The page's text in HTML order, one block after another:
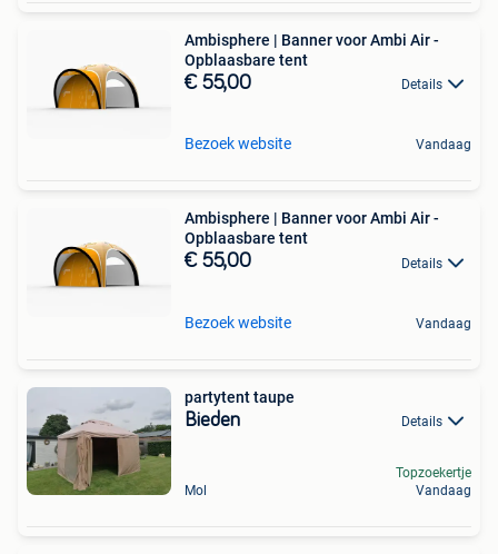
Ambisphere | Banner voor Ambi Air -
Opblaasbare tent
€ 55,00 Details
Bezoek website Vandaag
Ambisphere | Banner voor Ambi Air -
Opblaasbare tent
€ 55,00 Details
Bezoek website Vandaag
partytent taupe
Bieden Details
Mol
Topzoekertje
Vandaag